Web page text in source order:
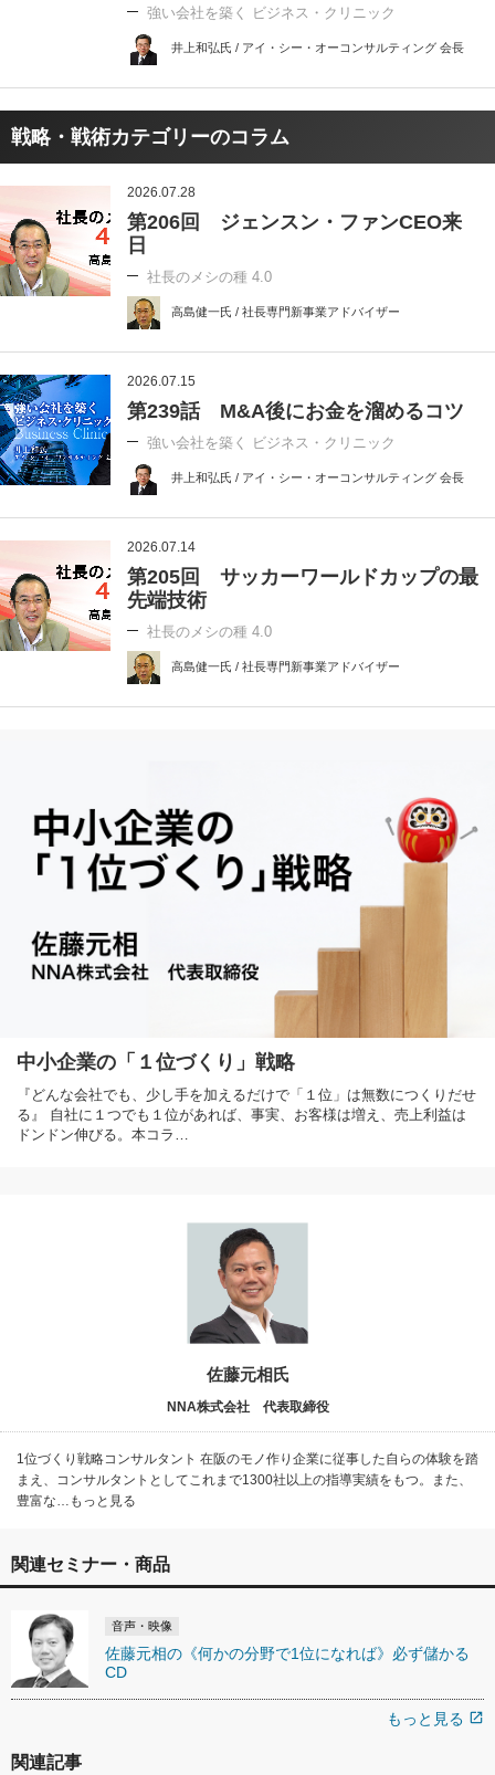
強い会社を築く ビジネス・クリニック
井上和弘氏 / アイ・シー・オーコンサルティング 会長
戦略・戦術カテゴリーのコラム
2026.07.28
第206回 ジェンスン・ファンCEO来
日
社長のメシの種 4.0
高島健一氏 / 社長専門新事業アドバイザー
2026.07.15
第239話 M&A後にお金を溜めるコツ
強い会社を築く ビジネス・クリニック
井上和弘氏 / アイ・シー・オーコンサルティング 会長
2026.07.14
第205回 サッカーワールドカップの最
先端技術
社長のメシの種 4.0
高島健一氏 / 社長専門新事業アドバイザー
中小企業の「１位づくり」戦略
『どんな会社でも、少し手を加えるだけで「１位」は無数につくりだせ
る』 自社に１つでも１位があれば、事実、お客様は増え、売上利益は
ドンドン伸びる。本コラ…
佐藤元相氏
NNA株式会社 代表取締役
1位づくり戦略コンサルタント 在阪のモノ作り企業に従事した自らの体験を踏
まえ、コンサルタントとしてこれまで1300社以上の指導実績をもつ。また、
豊富な…もっと見る
関連セミナー・商品
音声・映像
佐藤元相の《何かの分野で1位になれば》必ず儲かる
CD
もっと見る open_in_new
関連記事